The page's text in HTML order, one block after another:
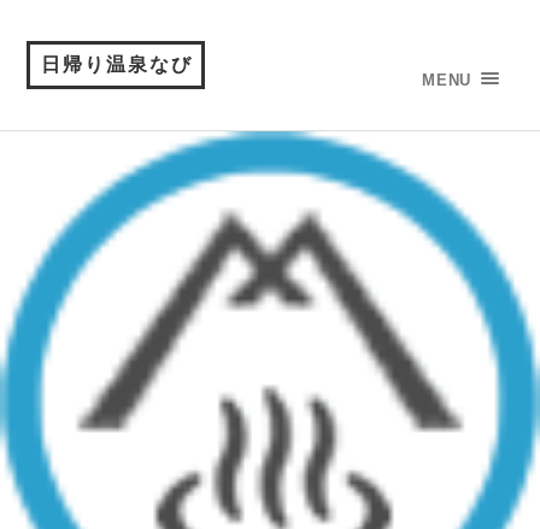
日帰り温泉なび
MENU